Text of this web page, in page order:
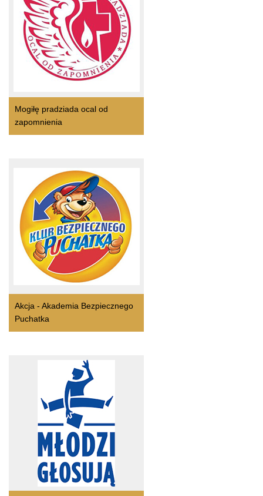
Mogiłę pradziada ocal od
zapomnienia
Akcja - Akademia Bezpiecznego
Puchatka